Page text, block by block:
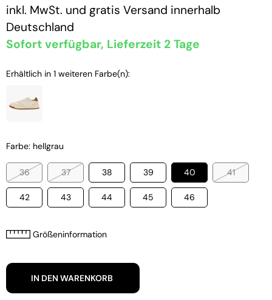
inkl. MwSt. und gratis Versand innerhalb
Deutschland
Sofort verfügbar, Lieferzeit 2 Tage
Erhältlich in 1 weiteren Farbe(n):
Farbe: hellgrau
36 37 38 39 40 41
42 43 44 45 46
Größeninformation
IN DEN WARENKORB